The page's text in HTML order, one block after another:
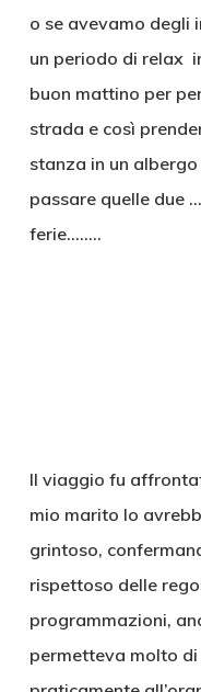
o se avevamo degli
un periodo di relax
buon mattino per
strada e così
stanza in un
passare quelle due
ferie……..
Il viaggio fu
mio marito lo
grintoso,
rispettoso delle
programmazioni,
permetteva molto